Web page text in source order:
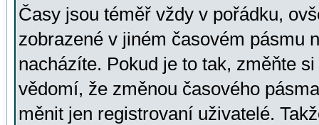
Časy jsou téměř vždy v pořádku,
zobrazené v jiném časovém pásmu
nacházíte. Pokud je to tak, změňte
vědomí, že změnou časového
měnit jen registrovaní uživatelé.